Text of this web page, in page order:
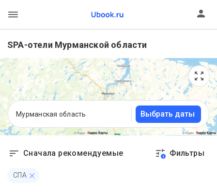
SPA-отели Мурманской области
Мурманская область Выбрать даты
Сначала рекомендуемые 1 Фильтры
СПА